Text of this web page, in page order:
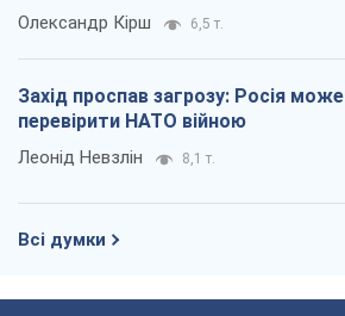
Олександр Кірш 6,5 т.
Захід проспав загрозу: Росія може
перевірити НАТО війною
Леонід Невзлін 8,1 т.
Всі думки